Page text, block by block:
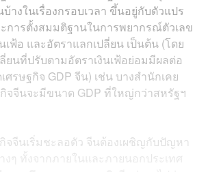
างในเรื่องกรอบเวลา ขึ้นอยู่กับตัวแปร
การตั้งสมมติฐานในการพยากรณ์ตัวเลข
เฟ้อ และอัตราแลกเปลี่ยน เป็นต้น (โดย
ยนที่ปรับตามอัตราเงินเฟ้อย่อมมีผลต่อ
รษฐกิจ GDP จีน) เช่น บางสำนักเคย
กิจจีนจะมีขนาด GDP ที่ใหญ่กว่าสหรัฐฯ
จจีนเริ่มชะลอตัว จีนต้องเผชิญกับปัญหา
งๆ ทั้งจากภายในและภายนอกประเทศ